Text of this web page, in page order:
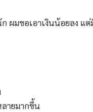
ผมขอเอาเงินน้อยลง แต่
ายมากขึ้น